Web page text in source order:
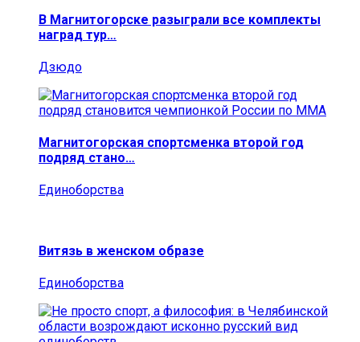
В Магнитогорске разыграли все комплекты
наград тур…
Дзюдо
Магнитогорская спортсменка второй год
подряд стано…
Единоборства
Витязь в женском образе
Единоборства